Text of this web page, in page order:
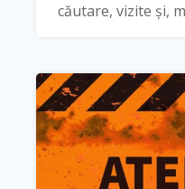
căutare, vizite și,